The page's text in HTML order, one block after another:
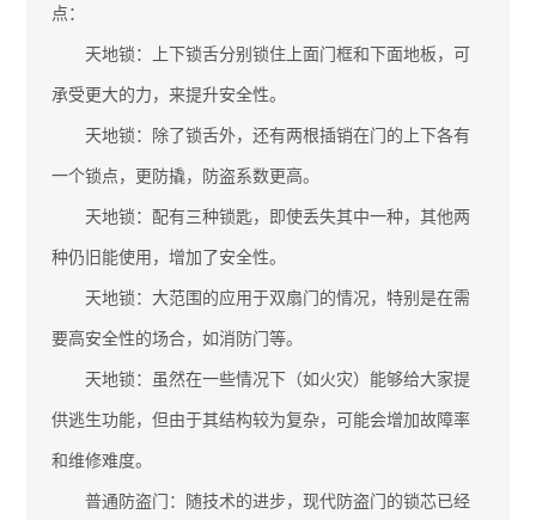
点：
天地锁：上下锁舌分别锁住上面门框和下面地板，可
承受更大的力，来提升安全性。
天地锁：除了锁舌外，还有两根插销在门的上下各有
一个锁点，更防撬，防盗系数更高。
天地锁：配有三种锁匙，即使丢失其中一种，其他两
种仍旧能使用，增加了安全性。
天地锁：大范围的应用于双扇门的情况，特别是在需
要高安全性的场合，如消防门等。
天地锁：虽然在一些情况下（如火灾）能够给大家提
供逃生功能，但由于其结构较为复杂，可能会增加故障率
和维修难度。
普通防盗门：随技术的进步，现代防盗门的锁芯已经